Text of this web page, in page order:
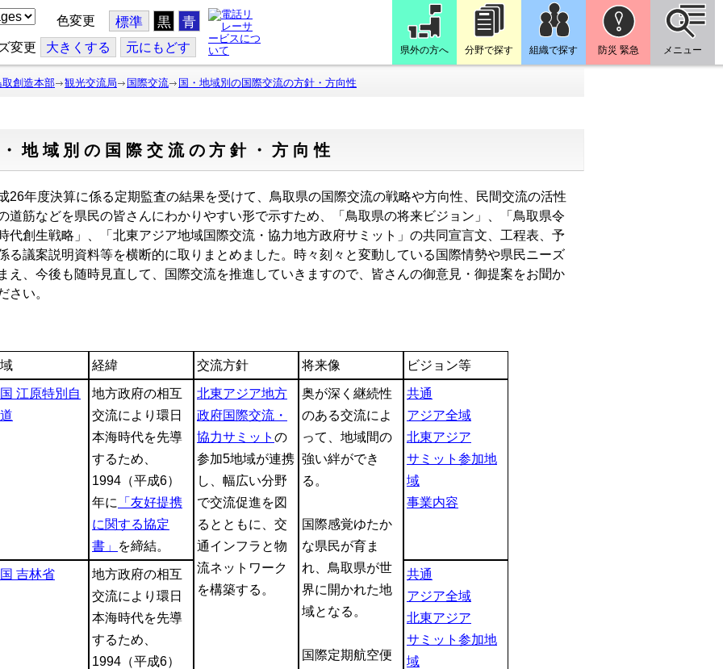
色変更 標準 黒 青
変更 大きくする 元にもどす 県外の方へ 分野で探す 組織で探す 防災 緊急 メニュー
取創造本部 観光交流局 国際交流 国・地域別の国際交流の方針・方向性
地域別の国際交流の方針・方向性
年度決算に係る定期監査の結果を受けて、鳥取県の国際交流の戦略や方向性、民間交流の活性
道筋などを県民の皆さんにわかりやすい形で示すため、「鳥取県の将来ビジョン」、「鳥取県令
代創生戦略」、「北東アジア地域国際交流・協力地方政府サミット」の共同宣言文、工程表、予
る議案説明資料等を横断的に取りまとめました。時々刻々と変動している国際情勢や県民ニーズ
え、今後も随時見直して、国際交流を推進していきますので、皆さんの御意見・御提案をお聞か
さい。
経緯 交流方針 将来像 ビジョン等
江原特別自
地方政府の相互
交流により環日
本海時代を先導
するため、
1994（平成6）
年に
「友好提携
に関する協定
書」
を締結。
北東アジア地方
政府国際交流・
協力サミット の
参加5地域が連携
し、幅広い分野
で交流促進を図
るとともに、交
通インフラと物
流ネットワーク
を構築する。
奥が深く継続性
のある交流によ
って、地域間の
強い絆ができ
る。
国際感覚ゆたか
な県民が育ま
れ、鳥取県が世
界に開かれた地
域となる。
国際定期航空便
共通
アジア全域
北東アジア
サミット参加地
域
事業内容
吉林省
地方政府の相互
交流により環日
本海時代を先導
するため、
1994（平成6）
共通
アジア全域
北東アジア
サミット参加地
域